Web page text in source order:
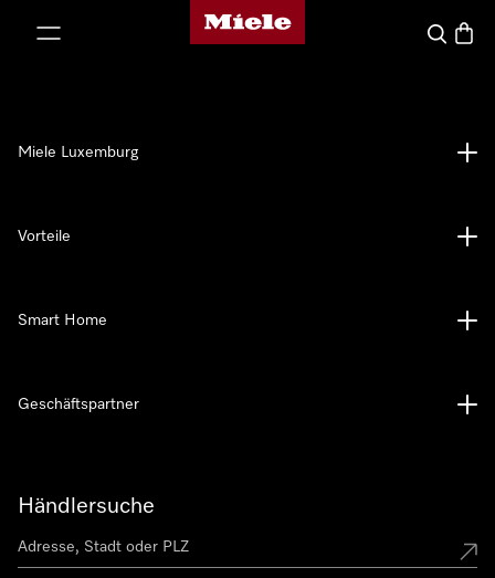
Miele-Homepage
Suche
Händlersuche
Miele Luxemburg
Vorteile
Smart Home
Geschäftspartner